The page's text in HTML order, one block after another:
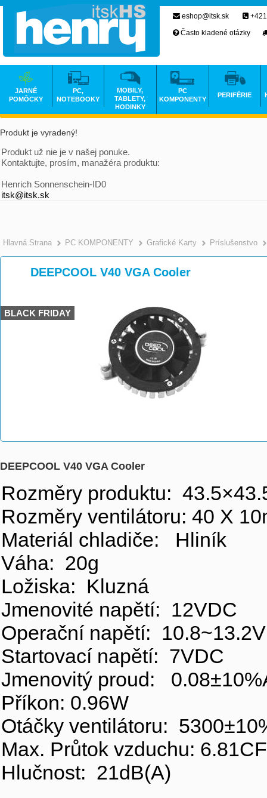
Produkt je vyradený!
Produkt už nie je v našej ponuke.
Kontaktujte, prosím, manažéra produktu:
Henrich Sonnenschein-ID0
itsk@itsk.sk
Hlavná Strana >
PC KOMPONENTY >
Grafické Karty Príslušenstvo
DEEPCOOL V40 VGA Cooler
BLACK FRIDAY
DEEPCOOL V40 VGA Cooler
Rozměry produktu:
Rozměry ventilátoru: 40 X
Materiál chladiče: Hliník
Váha: 20g
Ložiska: Kluzná
Jmenovité napětí: 12VDC
Operační napětí:
Startovací napětí: 7VDC
Jmenovitý proud:
Příkon: 0.96W
Otáčky ventilátoru:
Max. Průtok vzduchu:
Hlučnost: 21dB(A)
eshop@itsk.sk
Často kladené otázky
JARNÉ
POMÔCKY
PC,
NOTEBOOKY
MOBILY,
TABLETY,
HODINKY
PC
KOMPONENTY
PERIFÉRIE